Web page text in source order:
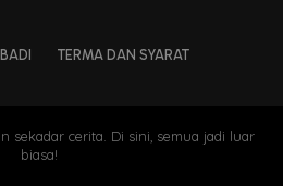
TERMA DAN SYARAT
sekadar cerita. Di sini, semua jadi luar
biasa!